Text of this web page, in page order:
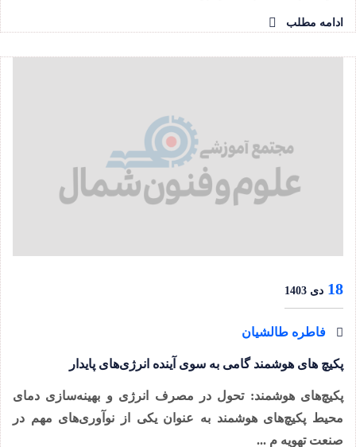
ادامه مطلب
18 دی 1403
فاطره طالشیان
پکیچ‌ های هوشمند گامی به سوی آینده انرژی‌های پایدار
پکیچ‌های هوشمند: تحول در مصرف انرژی و بهینه‌سازی دمای
محیط پکیچ‌های هوشمند به عنوان یکی از نوآوری‌های مهم در
صنعت تهویه م ...